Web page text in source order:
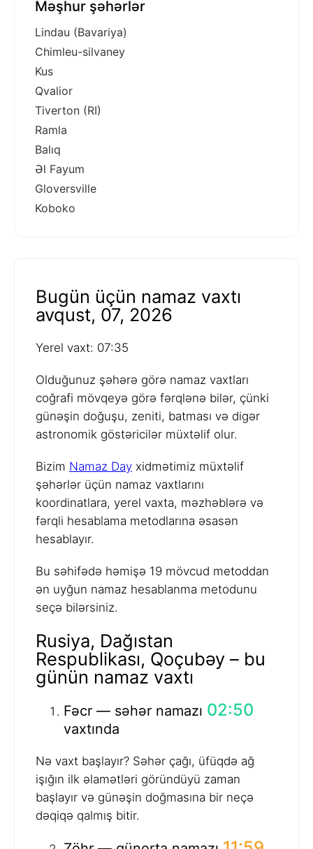
Məşhur şəhərlər
Lindau (Bavariya)
Chimleu-silvaney
Kus
Qvalior
Tiverton (RI)
Ramla
Balıq
Əl Fayum
Gloversville
Koboko
Bugün üçün namaz vaxtı
avqust, 07, 2026
Yerel vaxt: 07:35
Olduğunuz şəhərə görə namaz vaxtları
coğrafi mövqeyə görə fərqlənə bilər, çünki
günəşin doğuşu, zeniti, batması və digər
astronomik göstəricilər müxtəlif olur.
Bizim Namaz Day xidmətimiz müxtəlif
şəhərlər üçün namaz vaxtlarını
koordinatlara, yerel vaxta, məzhəblərə və
fərqli hesablama metodlarına əsasən
hesablayır.
Bu səhifədə həmişə 19 mövcud metoddan
ən uyğun namaz hesablanma metodunu
seçə bilərsiniz.
Rusiya, Dağıstan
Respublikası, Qoçubəy – bu
günün namaz vaxtı
Fəcr — səhər namazı 02:50
vaxtında
Nə vaxt başlayır? Səhər çağı, üfüqdə ağ
işığın ilk əlamətləri göründüyü zaman
başlayır və günəşin doğmasına bir neçə
dəqiqə qalmış bitir.